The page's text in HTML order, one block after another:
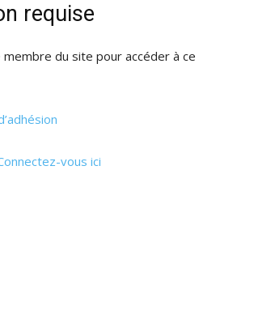
requise
du site pour accéder à ce
vous ici